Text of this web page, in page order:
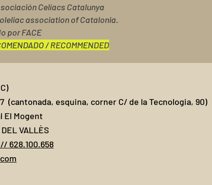
Celíacs Catalunya
association of Catalonia.
por FACE
/ RECOMMENDED
(cantonada, esquina, corner C/ de la Tecnologia, 90)
El Mogent
VALLÈS
// 628.100.658